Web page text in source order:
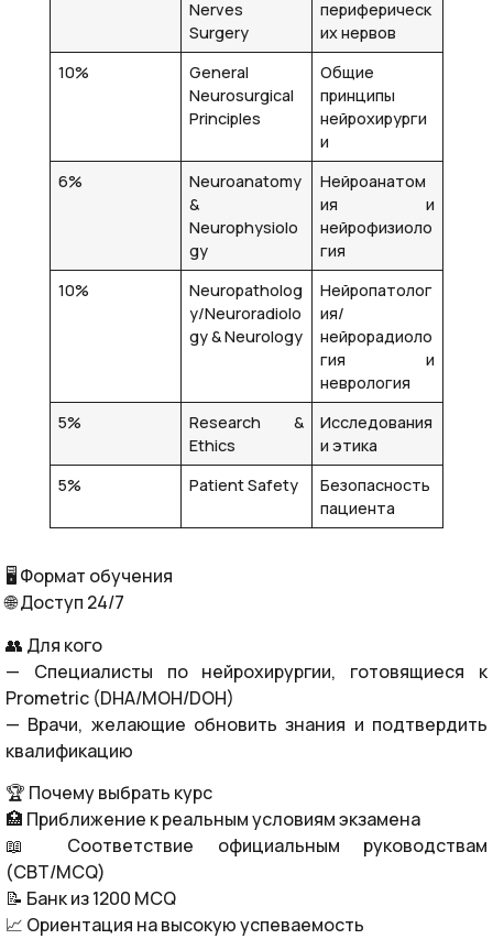
Nerves
Surgery
периферическ
их нервов
10%
General
Neurosurgical
Principles
Общие
принципы
нейрохирурги
и
6%
Neuroanatomy
&
Neurophysiolo
gy
Нейроанатом
ия и
нейрофизиоло
гия
10%
Neuropatholog
y/Neuroradiolo
gy & Neurology
Нейропатолог
ия/
нейрорадиоло
гия и
неврология
5%
Research &
Ethics
Исследования
и этика
5%
Patient Safety
Безопасность
пациента
🖥 Формат обучения
🌐 Доступ 24/7
👥 Для кого
— Специалисты по нейрохирургии, готовящиеся к
Prometric (DHA/MOH/DOH)
— Врачи, желающие обновить знания и подтвердить
квалификацию
🏆 Почему выбрать курс
🏥 Приближение к реальным условиям экзамена
📖 Соответствие официальным руководствам
(CBT/MCQ)
📝 Банк из 1200 MCQ
📈 Ориентация на высокую успеваемость